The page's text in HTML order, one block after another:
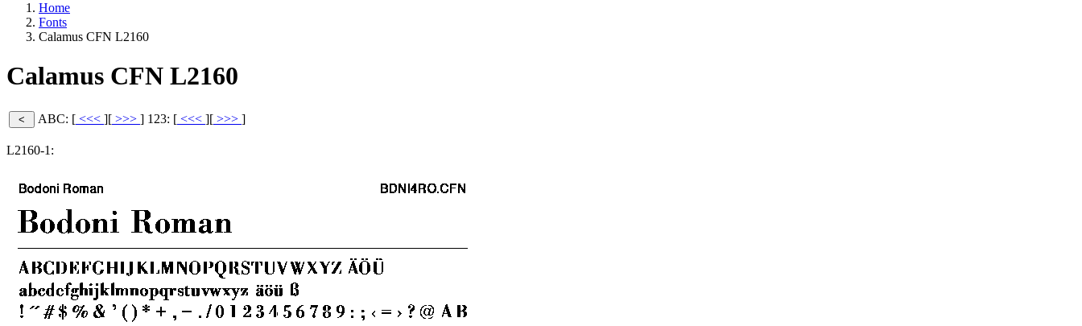
Home
Fonts
Calamus CFN L2160
Calamus CFN L2160
ABC: [ <<< ][ >>> ] 123: [ <<< ][ >>> ]
L2160-1: